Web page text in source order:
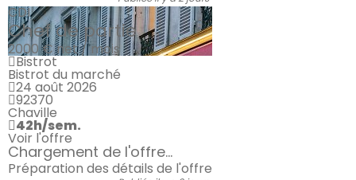
CDI
Chef de partie
2000 €net / mois
Bistrot
Bistrot du marché
24 août 2026
92370
Chaville
42h/sem.
Voir l'offre
Chargement de l'offre...
Préparation des détails de l'offre